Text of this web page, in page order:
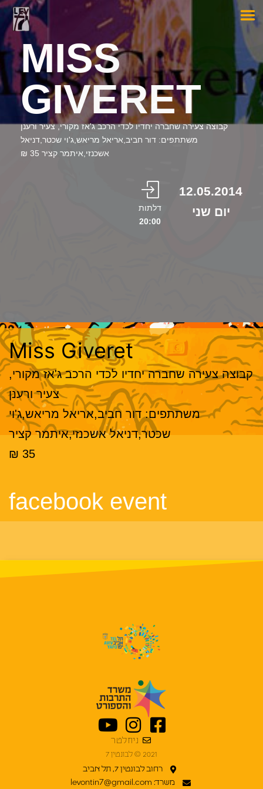
MISS
GIVERET
קבוצה צעירה שחברה יחדיו לכדי הרכב ג'אז מקורי, צעיר ורענן
משתתפים: דור חביב,אריאל מריאש,ג'וי שכטר,דניאל
אשכנזי,איתמר קציר 35 ₪
12.05.2014
יום שני
דלתות
20:00
Miss Giveret
קבוצה צעירה שחברה יחדיו לכדי הרכב ג'אז מקורי,
צעיר ורענן
משתתפים: דור חביב,אריאל מריאש,ג'וי
שכטר,דניאל אשכנזי,איתמר קציר
35 ₪
facebook event
רחוב לבונטין 7, תל אביב
משרד: levontin7@gmail.com
ניוזלטר
2021 © לבונטין 7